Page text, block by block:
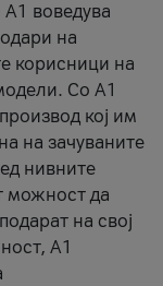
воведува
на
корисници на
Со A1
кој им
на зачуваните
нивните
можност да
на свој
А1